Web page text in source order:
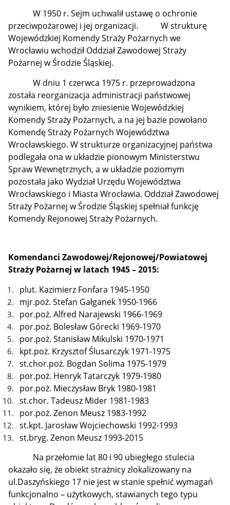
W 1950 r. Sejm uchwalił ustawę o ochronie
przeciwpożarowej i jej organizacji. W strukturę
Wojewódzkiej Komendy Straży Pożarnych we
Wrocławiu wchodził Oddział Zawodowej Straży
Pożarnej w Środzie Śląskiej.
W dniu 1 czerwca 1975 r. przeprowadzona
została reorganizacja administracji państwowej
wynikiem, której było zniesienie Wojewódzkiej
Komendy Straży Pożarnych, a na jej bazie powołano
Komendę Straży Pożarnych Województwa
Wrocławskiego. W strukturze organizacyjnej państwa
podlegała ona w układzie pionowym Ministerstwu
Spraw Wewnętrznych, a w układzie poziomym
pozostała jako Wydział Urzędu Województwa
Wrocławskiego i Miasta Wrocławia. Oddział Zawodowej
Straży Pożarnej w Środzie Śląskiej spełniał funkcję
Komendy Rejonowej Straży Pożarnych.
Komendanci Zawodowej/Rejonowej/Powiatowej
Straży Pożarnej w latach 1945 – 2015:
plut. Kazimierz Fonfara 1945-1950
mjr.poż. Stefan Gałganek 1950-1966
por.poż. Alfred Narajewski 1966-1969
por.poż. Bolesław Górecki 1969-1970
por.poż. Stanisław Mikulski 1970-1971
kpt.poż. Krzysztof Ślusarczyk 1971-1975
st.chor.poż. Bogdan Solima 1975-1979
por.poż. Henryk Tatarczyk 1979-1980
por.poż. Mieczysław Bryk 1980-1981
st.chor. Tadeusz Mider 1981-1983
por.poż. Zenon Meusz 1983-1992
st.kpt. Jarosław Wojciechowski 1992-1993
st.bryg. Zenon Meusz 1993-2015
Na przełomie lat 80 i 90 ubiegłego stulecia
okazało się, że obiekt strażnicy zlokalizowany na
ul.Daszyńskiego 17 nie jest w stanie spełnić wymagań
funkcjonalno – użytkowych, stawianych tego typu